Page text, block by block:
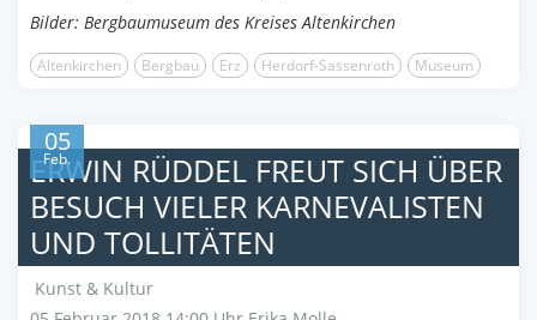
Bilder: Bergbaumuseum des Kreises Altenkirchen
Altenkirchen Bergbau Erz Herdorf-Sassenroth Museum
05
Feb.
ERWIN RÜDDEL FREUT SICH ÜBER
BESUCH VIELER KARNEVALISTEN
UND TOLLITÄTEN
Kunst & Kultur